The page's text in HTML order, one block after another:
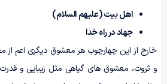
اهل بیت (علیهم السلام)
جهاد در راه خدا
خارج از این چهارچوب هر معشوق دیگری اعم
و ثروت، معشوق های گیاهی مثل زیبایی و